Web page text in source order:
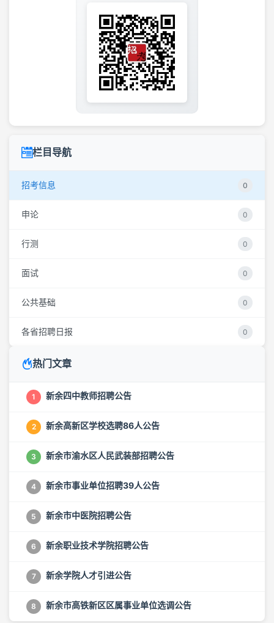
栏目导航
招考信息 0
申论 0
行测 0
面试 0
公共基础 0
各省招聘日报 0
热门文章
1 新余四中教师招聘公告
2 新余高新区学校选聘86人公告
3 新余市渝水区人民武装部招聘公告
4 新余市事业单位招聘39人公告
5 新余市中医院招聘公告
6 新余职业技术学院招聘公告
7 新余学院人才引进公告
8 新余市高铁新区区属事业单位选调公告